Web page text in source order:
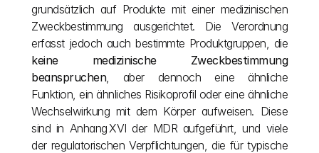
grundsätzlich auf Produkte mit einer medizinischen
Zweckbestimmung ausgerichtet. Die Verordnung
keine medizinische Zweckbestimmung
beanspruchen, aber dennoch eine ähnliche
Funktion, ein ähnliches Risikoprofil oder eine ähnliche
Wechselwirkung mit dem Körper aufweisen. Diese
sind in Anhang XVI der MDR aufgeführt, und viele
der regulatorischen Verpflichtungen, die für typische